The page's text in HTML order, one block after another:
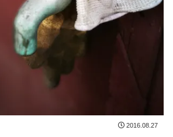
2016.08.27